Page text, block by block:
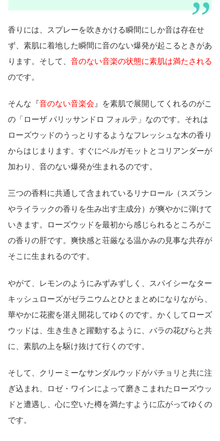
香りには、スプレーを吹きかける瞬間にしか音は存在せ
ず、素肌に着地した瞬間に音のない爆発が起こるときがあ
ります。そして、 音のない音楽の状態に素肌は満たされる
のです。
そんな『音のない音楽会 』を素肌で展開してくれるのがこ
の「ローザ パリッサンドロ フォルテ」なのです。それは
ローズウッドのうっとりするようなフレッシュな木の香り
からはじまります。すぐにベルガモットとコリアンダーが
加わり、音のない爆発が生まれるのです。
三つの香料に共通して含まれているリナロール（スズラン
やライラックの香りを生み出す主成分）が爽やかに弾けて
いきます。ローズウッドを最初から感じられるところがこ
の香りの肝です。爽快感と荘厳なる温かみの見事な共存が
そこに生まれるのです。
やがて、レモンのようにみずみずしく、スパイシーなター
キッシュローズがゼラニウムとひとまとめになりながら、
華やかに花蜜を湛え開花してゆくのです。かくしてローズ
ウッドは、生き生きと躍動するように、バラの花びらと共
に、素肌の上を駆け抜けて行くのです。
そして、クリーミーなサンダルウッドがパチョリと共に注
ぎ込まれ、ロゼ・ワインによって磨きこまれたローズウッ
ドと遭遇し、心に空いた樽を満たすように広がってゆくの
です。